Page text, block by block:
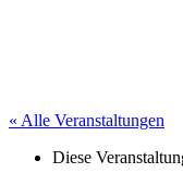
« Alle Veranstaltungen
Diese